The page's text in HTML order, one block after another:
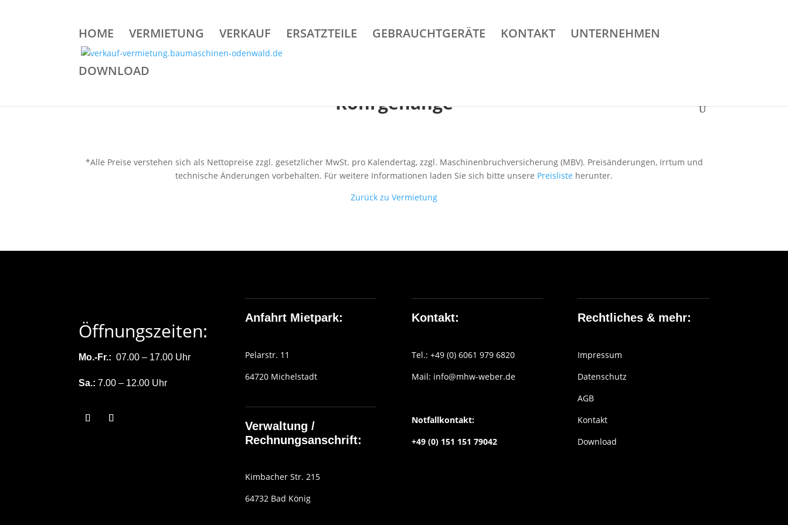
HOME VERMIETUNG VERKAUF ERSATZTEILE GEBRAUCHTGERÄTE KONTAKT UNTERNEHMEN
DOWNLOAD
Rohrgehänge
*Alle Preise verstehen sich als Nettopreise zzgl. gesetzlicher MwSt. pro Kalendertag, zzgl. Maschinenbruchversicherung (MBV). Preisänderungen, Irrtum und
technische Änderungen vorbehalten. Für weitere Informationen laden Sie sich bitte unsere Preisliste herunter.
Zurück zu Vermietung
Öffnungszeiten:
Mo.-Fr.: 07.00 – 17.00 Uhr
Sa.: 7.00 – 12.00 Uhr
Anfahrt Mietpark:
Pelarstr. 11
64720 Michelstadt
Verwaltung /
Rechnungsanschrift:
Kimbacher Str. 215
64732 Bad König
Kontakt:
Tel.: +49 (0) 6061 979 6820
Mail: info@mhw-weber.de
Notfallkontakt:
+49 (0) 151 151 79042
Rechtliches & mehr:
Impressum
Datenschutz
AGB
Kontakt
Download